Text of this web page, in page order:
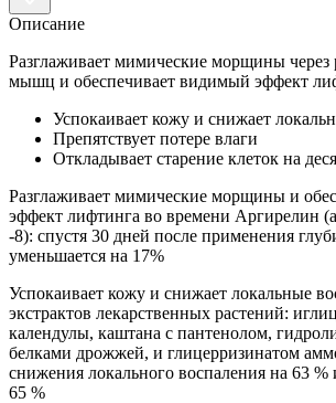
Описание
Разглаживает мимические морщины через
мышц и обеспечивает видимый эффект
Успокаивает кожу и снижает
Препятствует потере влаги
Откладывает старение клеток на
Разглаживает мимические морщины и
эффект лифтинга во времени Аргирелин
-8): спустя 30 дней после применения
уменьшается на 17%
Успокаивает кожу и снижает локальные
экстрактов лекарственных растений:
календулы, каштана с пантенолом,
белками дрожжей, и глицерризинатом
снижения локального воспаления на 63 %
65 %